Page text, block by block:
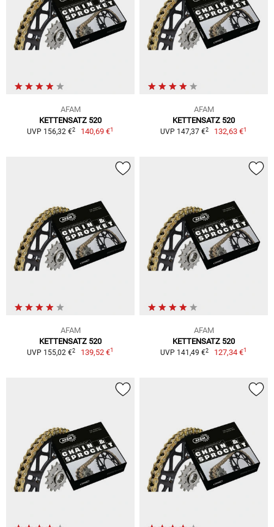
AFAM
KETTENSATZ 520
UVP 156,32 €2 140,69 €1
AFAM
KETTENSATZ 520
UVP 147,37 €2 132,63 €1
AFAM
KETTENSATZ 520
UVP 155,02 €2 139,52 €1
AFAM
KETTENSATZ 520
UVP 141,49 €2 127,34 €1